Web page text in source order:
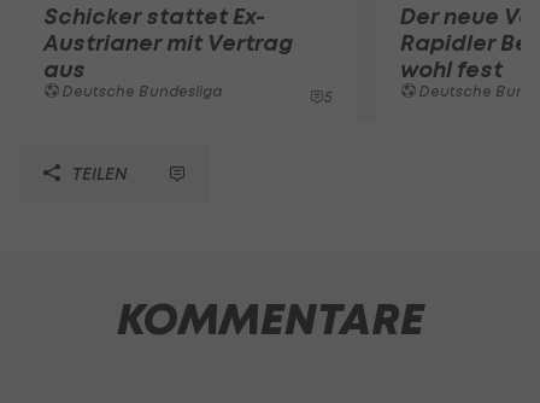
Schicker stattet Ex-
Austrianer mit Vertrag
aus
Deutsche Bundesliga 5
Der neue
Rapidler
wohl fest
Deutsche
TEILEN
KOMMENTARE